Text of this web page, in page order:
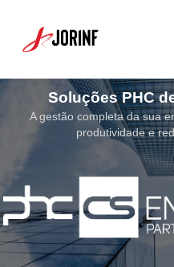
Soluções
Uma Solução de Segurança
assegurar a proteção dos